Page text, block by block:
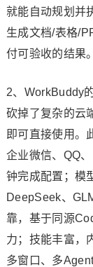
就能自动规划并
生成文档/表格/
付可验收的结果。
2、WorkBuddy
砍掉了复杂的云
即可直接使用。
企业微信、QQ
钟完成配置；模
DeepSeek、
靠，基于同源
力；技能丰富，
多窗口、多